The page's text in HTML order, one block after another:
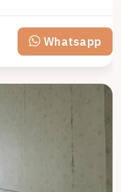
Whatsapp